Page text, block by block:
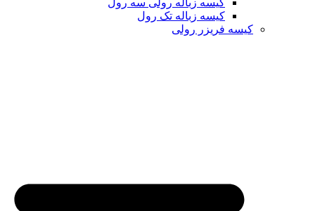
کیسه زباله رولی سه رول
کیسه زباله تک رول
کیسه فریزر رولی